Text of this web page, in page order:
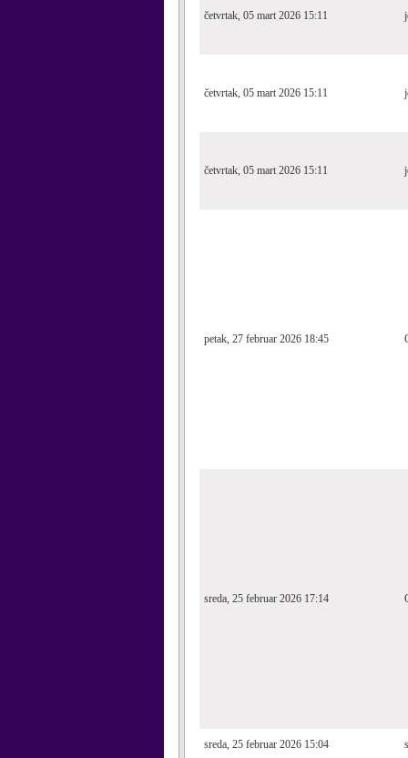
četvrtak, 05 mart 2026 15:11
četvrtak, 05 mart 2026 15:11
četvrtak, 05 mart 2026 15:11
petak, 27 februar 2026 18:45
sreda, 25 februar 2026 17:14
sreda, 25 februar 2026 15:04